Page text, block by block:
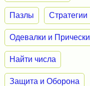
Пазлы Стратегии
Одевалки и Прически
Найти числа
Защита и Оборона